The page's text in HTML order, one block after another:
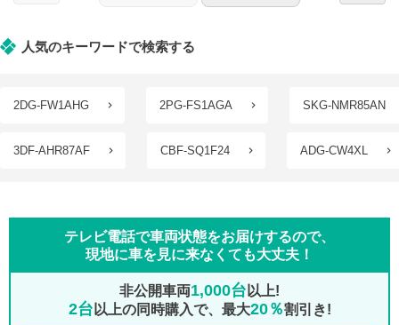
人気のキーワードで検索する
2DG-FW1AHG 2PG-FS1AGA SKG-NMR85AN
3DF-AHR87AF CBF-SQ1F24 ADG-CW4XL
テレビ電話で車両状態をお届けするので、
現地に車を見に来なくても大丈夫！
非公開車両1,000台 以上!
2台 以上の同時購入で、最大20％割引き!